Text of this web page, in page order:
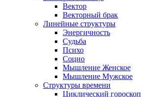
Вектор
Векторный брак
Линейные структуры
Энергичность
Судьба
Психо
Социо
Мышление Женское
Мышление Мужское
Структуры времени
Циклический гороскоп